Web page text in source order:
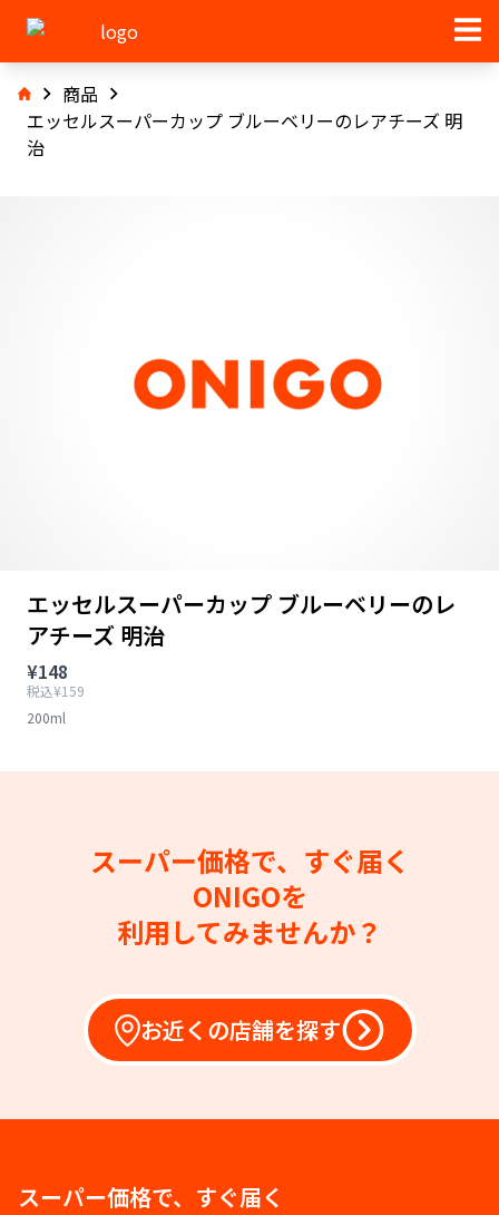
商品
エッセルスーパーカップ ブルーベリーのレアチーズ 明
治
エッセルスーパーカップ ブルーベリーのレ
アチーズ 明治
¥148
税込¥159
200ml
スーパー価格で、すぐ届く
ONIGOを
利用してみませんか？
お近くの店舗を探す
スーパー価格で、すぐ届く